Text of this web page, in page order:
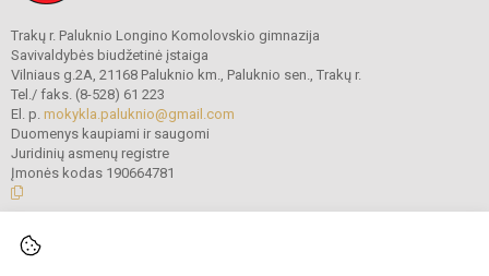
Trakų r. Paluknio Longino Komolovskio gimnazija
Savivaldybės biudžetinė įstaiga
Vilniaus g.2A, 21168 Paluknio km., Paluknio sen., Trakų r.
Tel./ faks. (8-528) 61 223
El. p. mokykla.paluknio@gmail.com
Duomenys kaupiami ir saugomi
Juridinių asmenų registre
Įmonės kodas 190664781
© 2021. Trakų r. Paluknio Longino Komolovskio gimnazija. Visos teisės